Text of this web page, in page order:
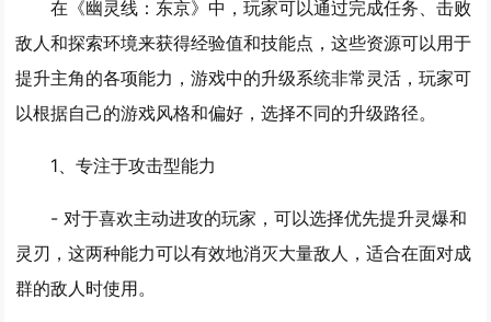
在《幽灵线：东京》中，玩家可以通过完成任务、击败
敌人和探索环境来获得经验值和技能点，这些资源可以用于
提升主角的各项能力，游戏中的升级系统非常灵活，玩家可
以根据自己的游戏风格和偏好，选择不同的升级路径。
1、专注于攻击型能力
- 对于喜欢主动进攻的玩家，可以选择优先提升灵爆和
灵刃，这两种能力可以有效地消灭大量敌人，适合在面对成
群的敌人时使用。